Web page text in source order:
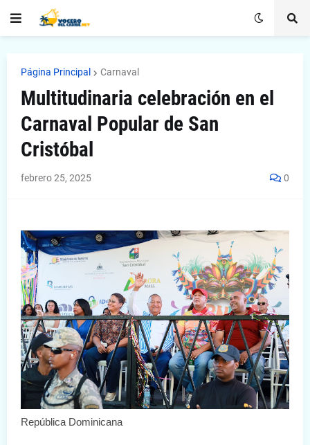
Página Principal Carnaval
Multitudinaria celebración en el
Carnaval Popular de San
Cristóbal
febrero 25, 2025 0
República Dominicana